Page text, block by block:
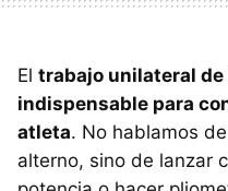
El trabajo unilateral
indispensable para
atleta. No hablamos
alterno, sino de lanzar